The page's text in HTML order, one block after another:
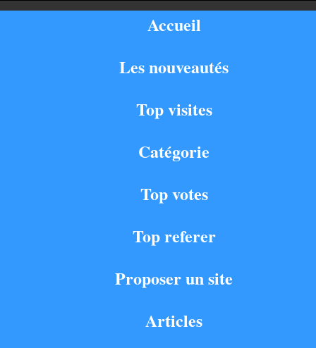
Accueil
Les nouveautés
Top visites
Catégorie
Top votes
Top referer
Proposer un site
Articles